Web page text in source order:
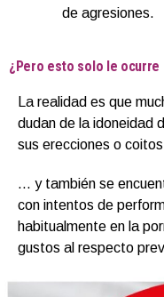
de agresiones.
¿Pero esto solo le
La realidad es que
dudan de la idoneidad
sus erecciones o
… y también se
con intentos de
habitualmente en la
gustos al respecto